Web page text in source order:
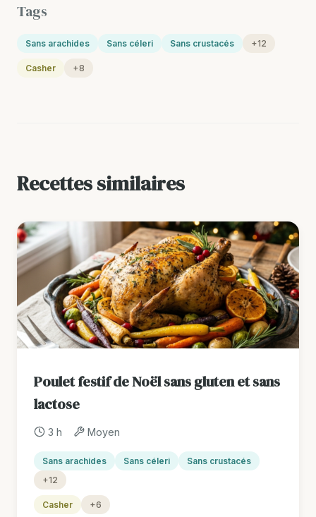
Tags
Sans arachides Sans céleri Sans crustacés +12
Casher +8
Recettes similaires
Poulet festif de Noël sans gluten et sans
lactose
3 h Moyen
Sans arachides Sans céleri
Sans crustacés
+12
Casher +6